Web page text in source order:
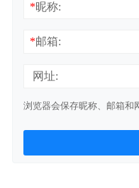
*昵称:
*邮箱:
网址:
浏览器会保存昵称、邮箱和